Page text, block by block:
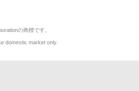
の商標です。
domestic market only.